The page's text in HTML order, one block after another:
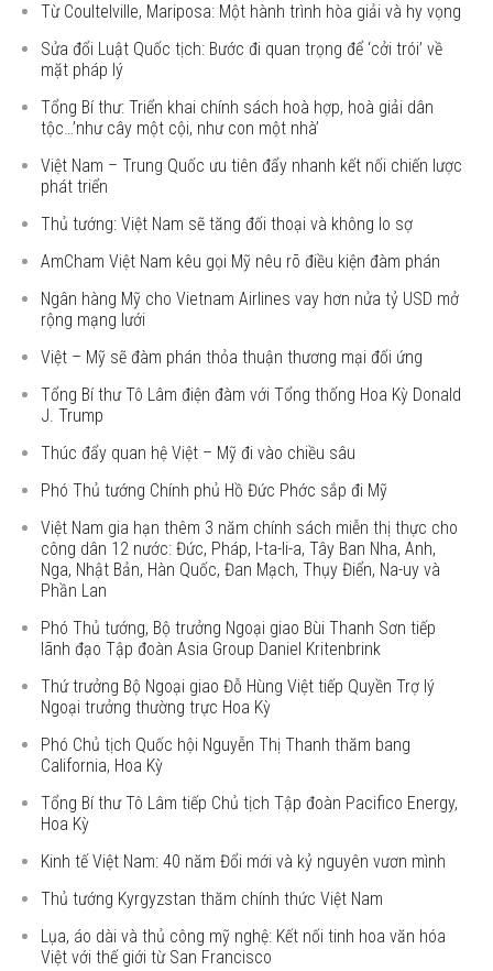
Từ Coultelville, Mariposa: Một hành trình hòa giải và hy vọng
Sửa đổi Luật Quốc tịch: Bước đi quan trọng để ‘cởi trói’ về
mặt pháp lý
Tổng Bí thư: Triển khai chính sách hoà hợp, hoà giải dân
tộc…’như cây một cội, như con một nhà’
Việt Nam – Trung Quốc ưu tiên đẩy nhanh kết nối chiến lược
phát triển
Thủ tướng: Việt Nam sẽ tăng đối thoại và không lo sợ
AmCham Việt Nam kêu gọi Mỹ nêu rõ điều kiện đàm phán
Ngân hàng Mỹ cho Vietnam Airlines vay hơn nửa tỷ USD mở
rộng mạng lưới
Việt – Mỹ sẽ đàm phán thỏa thuận thương mại đối ứng
Tổng Bí thư Tô Lâm điện đàm với Tổng thống Hoa Kỳ Donald
J. Trump
Thúc đẩy quan hệ Việt – Mỹ đi vào chiều sâu
Phó Thủ tướng Chính phủ Hồ Đức Phớc sắp đi Mỹ
Việt Nam gia hạn thêm 3 năm chính sách miễn thị thực cho
công dân 12 nước: Đức, Pháp, I-ta-li-a, Tây Ban Nha, Anh,
Nga, Nhật Bản, Hàn Quốc, Đan Mạch, Thụy Điển, Na-uy và
Phần Lan
Phó Thủ tướng, Bộ trưởng Ngoại giao Bùi Thanh Sơn tiếp
lãnh đạo Tập đoàn Asia Group Daniel Kritenbrink
Thứ trưởng Bộ Ngoại giao Đỗ Hùng Việt tiếp Quyền Trợ lý
Ngoại trưởng thường trực Hoa Kỳ
Phó Chủ tịch Quốc hội Nguyễn Thị Thanh thăm bang
California, Hoa Kỳ
Tổng Bí thư Tô Lâm tiếp Chủ tịch Tập đoàn Pacifico Energy,
Hoa Kỳ
Kinh tế Việt Nam: 40 năm Đổi mới và kỷ nguyên vươn mình
Thủ tướng Kyrgyzstan thăm chính thức Việt Nam
Lụa, áo dài và thủ công mỹ nghệ: Kết nối tinh hoa văn hóa
Việt với thế giới từ San Francisco